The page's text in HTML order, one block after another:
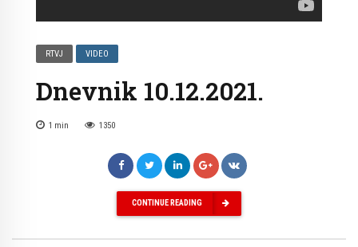
RTVJ VIDEO
Dnevnik 10.12.2021.
1 min 1350
CONTINUE READING